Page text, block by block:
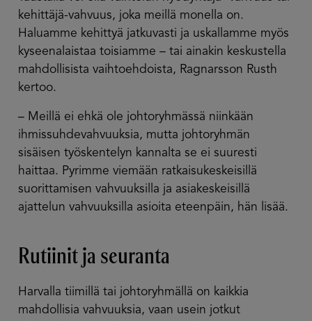
kehittäjä-vahvuus, joka meillä monella on.
Haluamme kehittyä jatkuvasti ja uskallamme myös
kyseenalaistaa toisiamme – tai ainakin keskustella
mahdollisista vaihtoehdoista, Ragnarsson Rusth
kertoo.
– Meillä ei ehkä ole johtoryhmässä niinkään
ihmissuhdevahvuuksia, mutta johtoryhmän
sisäisen työskentelyn kannalta se ei suuresti
haittaa. Pyrimme viemään ratkaisukeskeisillä
suorittamisen vahvuuksilla ja asiakeskeisillä
ajattelun vahvuuksilla asioita eteenpäin, hän lisää.
Rutiinit ja seuranta
Harvalla tiimillä tai johtoryhmällä on kaikkia
mahdollisia vahvuuksia, vaan usein jotkut